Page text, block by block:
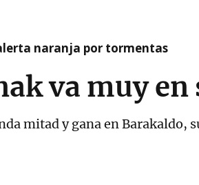
naranja por tormentas
va muy en
mitad y gana en Barakaldo,